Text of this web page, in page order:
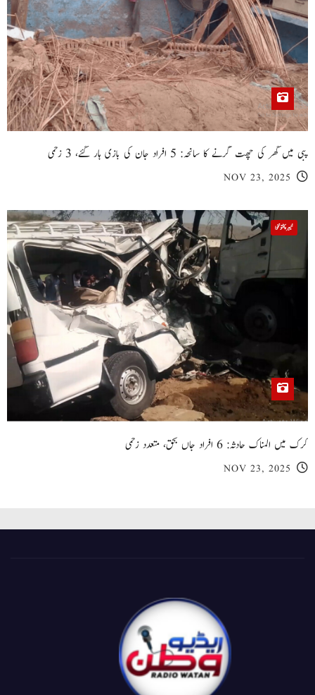
پبی میں گھر کی چھت گرنے کا سانحہ: 5 افراد جان کی بازی ہار گئے، 3 زخمی
NOV 23, 2025
خیبر پختونخوا
کرک میں المناک حادثہ: 6 افراد جاں بحق، متعدد زخمی
NOV 23, 2025